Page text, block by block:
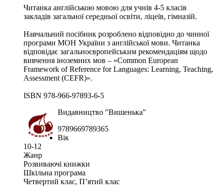
Читанка англійською мовою для учнів 4-5 класів
закладів загальної середньої освіти, ліцеїв, гімназій.
Навчальний посібник розроблено відповідно до чинної
програми МОН України з англійської мови. Читанка
відповідає загальноєвропейським рекомендаціям щодо
вивчення іноземних мов – «Common European
Framework of Reference for Languages: Learning, Teaching,
Assessment (CEFR)».
ISBN 978-966-97893-6-5
Видавництво "Вишенька"
9789669789365
Вік
10-12
Жанр
Розвиваючі книжки
Шкільна програма
Четвертий клас, П’ятий клас